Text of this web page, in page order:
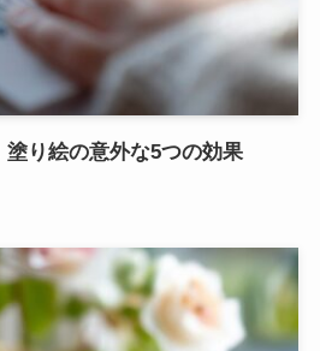
り絵の意外な5つの効果